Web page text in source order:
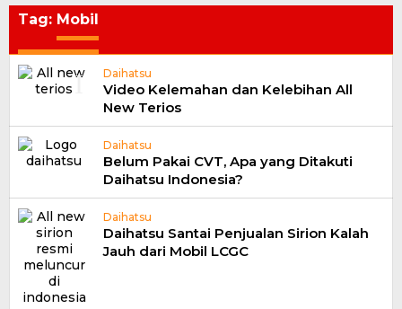
Tag: Mobil
Daihatsu
Video Kelemahan dan Kelebihan All
New Terios
Daihatsu
Belum Pakai CVT, Apa yang Ditakuti
Daihatsu Indonesia?
Daihatsu
Daihatsu Santai Penjualan Sirion Kalah
Jauh dari Mobil LCGC